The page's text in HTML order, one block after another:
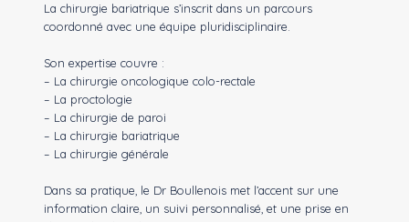
La chirurgie bariatrique s’inscrit dans un parcours
coordonné avec une équipe pluridisciplinaire.
Son expertise couvre :
– La chirurgie oncologique colo-rectale
– La proctologie
– La chirurgie de paroi
– La chirurgie bariatrique
– La chirurgie générale
Dans sa pratique, le Dr Boullenois met l’accent sur une
information claire, un suivi personnalisé, et une prise en